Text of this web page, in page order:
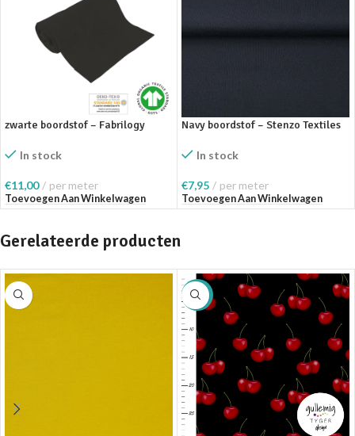
zwarte boordstof – Fabrilogy
In stock
€11,00 per meter
Toevoegen Aan Winkelwagen
Navy boordstof – Stenzo Textiles
In stock
€7,95 per meter
Toevoegen Aan Winkelwagen
Gerelateerde producten
SALE